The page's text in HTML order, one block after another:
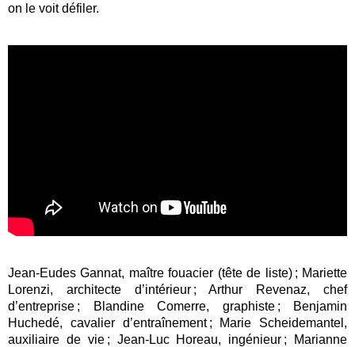
on le voit défiler.
Jean-Eudes Gannat, maître fouacier (tête de liste) ; Mariette
Lorenzi, architecte d’intérieur ; Arthur Revenaz, chef
d’entreprise ; Blandine Comerre, graphiste ; Benjamin
Huchedé, cavalier d’entraînement ; Marie Scheidemantel,
auxiliaire de vie ; Jean-Luc Horeau, ingénieur ; Marianne